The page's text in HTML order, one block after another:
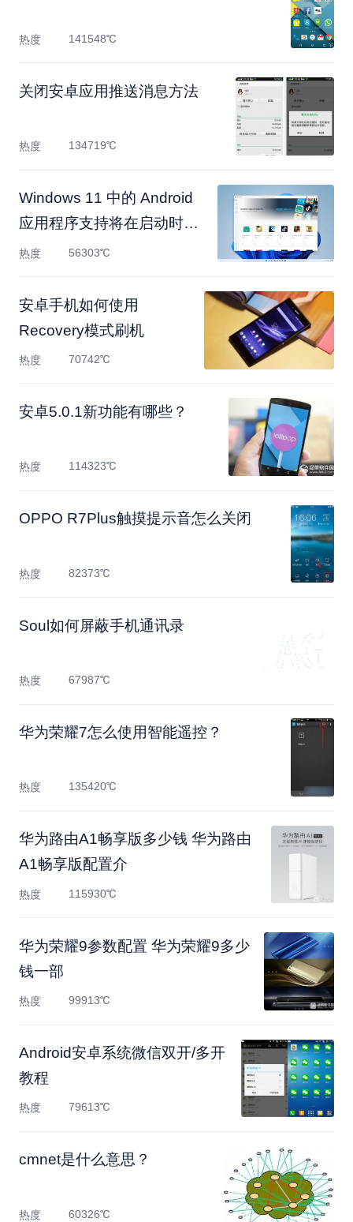
热度 141548℃
关闭安卓应用推送消息方法
热度 134719℃
Windows 11 中的 Android
应用程序支持将在启动时不
可
热度 56303℃
安卓手机如何使用
Recovery模式刷机
热度 70742℃
安卓5.0.1新功能有哪些？
热度 114323℃
OPPO R7Plus触摸提示音怎么关闭
热度 82373℃
Soul如何屏蔽手机通讯录
热度 67987℃
华为荣耀7怎么使用智能遥控？
热度 135420℃
华为路由A1畅享版多少钱 华为路由
A1畅享版配置介
热度 115930℃
华为荣耀9参数配置 华为荣耀9多少
钱一部
热度 99913℃
Android安卓系统微信双开/多开
教程
热度 79613℃
cmnet是什么意思？
热度 60326℃